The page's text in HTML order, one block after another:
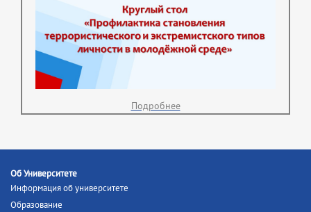
Подробнее
Об Университете
Информация об университете
Образование